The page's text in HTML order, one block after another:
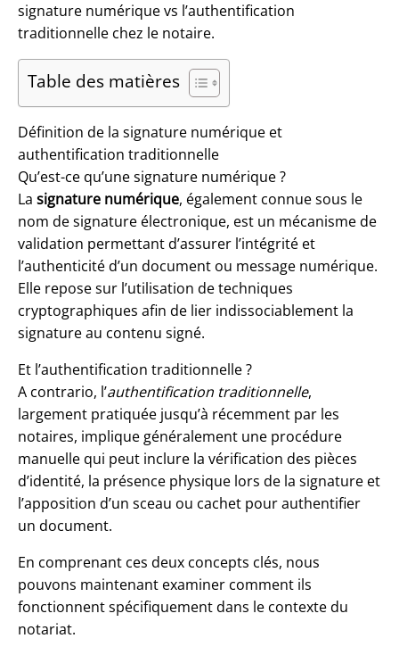
signature numérique vs l’authentification
traditionnelle chez le notaire.
Table des matières
Définition de la signature numérique et
authentification traditionnelle
Qu’est-ce qu’une signature numérique ?
La signature numérique, également connue sous le
nom de signature électronique, est un mécanisme de
validation permettant d’assurer l’intégrité et
l’authenticité d’un document ou message numérique.
Elle repose sur l’utilisation de techniques
cryptographiques afin de lier indissociablement la
signature au contenu signé.
Et l’authentification traditionnelle ?
A contrario, l’authentification traditionnelle,
largement pratiquée jusqu’à récemment par les
notaires, implique généralement une procédure
manuelle qui peut inclure la vérification des pièces
d’identité, la présence physique lors de la signature et
l’apposition d’un sceau ou cachet pour authentifier
un document.
En comprenant ces deux concepts clés, nous
pouvons maintenant examiner comment ils
fonctionnent spécifiquement dans le contexte du
notariat.